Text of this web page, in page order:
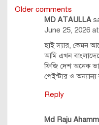
Comments
navigation
Older comments
MD ATAULLA
June 25, 2026
হাই স্যার, কেমন
আমি এখন
ফিজি দেশ অনেক
পেইন্টার ও
Reply
Md Raju